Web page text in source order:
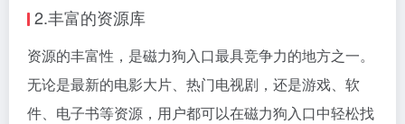
2.丰富的资源库
资源的丰富性，是磁力狗入口最具竞争力的地方之一。
无论是最新的电影大片、热门电视剧，还是游戏、软
件、电子书等资源，用户都可以在磁力狗入口中轻松找